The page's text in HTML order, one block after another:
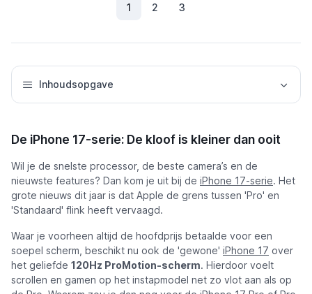
1
2 3
Inhoudsopgave
De iPhone 17-serie: De kloof is kleiner dan ooit
Wil je de snelste processor, de beste camera’s en de
nieuwste features? Dan kom je uit bij de iPhone 17-serie. Het
grote nieuws dit jaar is dat Apple de grens tussen 'Pro' en
'Standaard' flink heeft vervaagd.
Waar je voorheen altijd de hoofdprijs betaalde voor een
soepel scherm, beschikt nu ook de 'gewone' iPhone 17 over
het geliefde 120Hz ProMotion-scherm. Hierdoor voelt
scrollen en gamen op het instapmodel net zo vlot aan als op